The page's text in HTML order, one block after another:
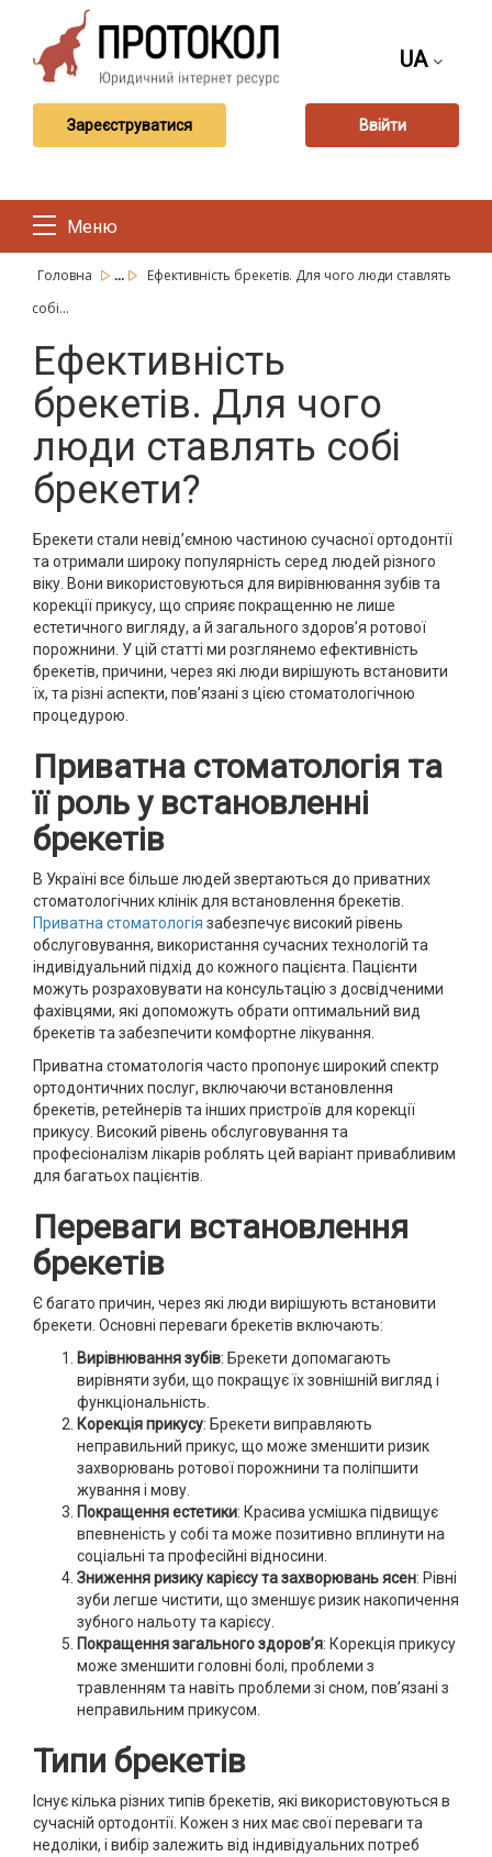
UA
Зареєструватися Ввійти
Меню
Головна ...
Ефективність брекетів. Для чого люди ставлять
собі...
Ефективність
брекетів. Для чого
люди ставлять собі
брекети?
Брекети стали невід’ємною частиною сучасної ортодонтії
та отримали широку популярність серед людей різного
віку. Вони використовуються для вирівнювання зубів та
корекції прикусу, що сприяє покращенню не лише
естетичного вигляду, а й загального здоров’я ротової
порожнини. У цій статті ми розглянемо ефективність
брекетів, причини, через які люди вирішують встановити
їх, та різні аспекти, пов’язані з цією стоматологічною
процедурою.
Приватна стоматологія та
її роль у встановленні
брекетів
В Україні все більше людей звертаються до приватних
стоматологічних клінік для встановлення брекетів.
Приватна стоматологія забезпечує високий рівень
обслуговування, використання сучасних технологій та
індивідуальний підхід до кожного пацієнта. Пацієнти
можуть розраховувати на консультацію з досвідченими
фахівцями, які допоможуть обрати оптимальний вид
брекетів та забезпечити комфортне лікування.
Приватна стоматологія часто пропонує широкий спектр
ортодонтичних послуг, включаючи встановлення
брекетів, ретейнерів та інших пристроїв для корекції
прикусу. Високий рівень обслуговування та
професіоналізм лікарів роблять цей варіант привабливим
для багатьох пацієнтів.
Переваги встановлення
брекетів
Є багато причин, через які люди вирішують встановити
брекети. Основні переваги брекетів включають:
Вирівнювання зубів: Брекети допомагають
вирівняти зуби, що покращує їх зовнішній вигляд і
функціональність.
Корекція прикусу: Брекети виправляють
неправильний прикус, що може зменшити ризик
захворювань ротової порожнини та поліпшити
жування і мову.
Покращення естетики: Красива усмішка підвищує
впевненість у собі та може позитивно вплинути на
соціальні та професійні відносини.
Зниження ризику карієсу та захворювань ясен: Рівні
зуби легше чистити, що зменшує ризик накопичення
зубного нальоту та карієсу.
Покращення загального здоров’я: Корекція прикусу
може зменшити головні болі, проблеми з
травленням та навіть проблеми зі сном, пов’язані з
неправильним прикусом.
Типи брекетів
Існує кілька різних типів брекетів, які використовуються в
сучасній ортодонтії. Кожен з них має свої переваги та
недоліки, і вибір залежить від індивідуальних потреб